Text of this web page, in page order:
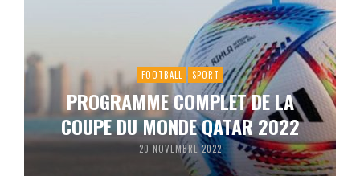
FOOTBALL SPORT
PROGRAMME COMPLET DE LA
COUPE DU MONDE QATAR 2022
20 NOVEMBRE 2022